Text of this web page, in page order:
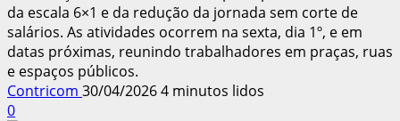
da escala 6×1 e da redução da jornada sem corte de
salários. As atividades ocorrem na sexta, dia 1º, e em
datas próximas, reunindo trabalhadores em praças, ruas
e espaços públicos.
Contricom 30/04/20264 minutos lidos
0